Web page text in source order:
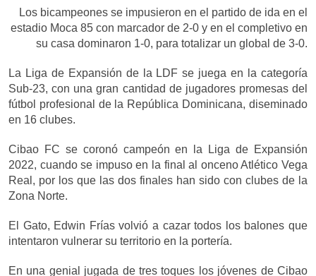
Los bicampeones se impusieron en el partido de ida en el
estadio Moca 85 con marcador de 2-0 y en el completivo en
su casa dominaron 1-0, para totalizar un global de 3-0.
La Liga de Expansión de la LDF se juega en la categoría
Sub-23, con una gran cantidad de jugadores promesas del
fútbol profesional de la República Dominicana, diseminado
en 16 clubes.
Cibao FC se coronó campeón en la Liga de Expansión
2022, cuando se impuso en la final al onceno Atlético Vega
Real, por los que las dos finales han sido con clubes de la
Zona Norte.
El Gato, Edwin Frías volvió a cazar todos los balones que
intentaron vulnerar su territorio en la portería.
En una genial jugada de tres toques los jóvenes de Cibao